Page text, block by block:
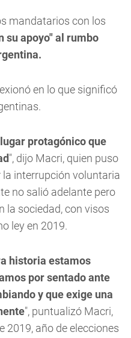
mandatarios con los
su apoyo" al rumbo
en lo que significó
protagónico que
", dijo Macri, quien puso
interrupción voluntaria
no salió adelante pero
la sociedad, con visos
ley en 2019.
historia estamos
por sentado ante
y que exige una
", puntualizó Macri,
2019, año de elecciones